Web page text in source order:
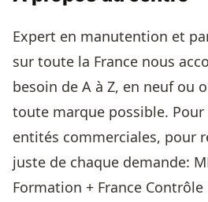
Expert en manutention et
sur toute la France nous
besoin de A à Z, en neuf ou
toute marque possible. Pour
entités commerciales, pour
juste de chaque demande:
Formation + France Contrôle